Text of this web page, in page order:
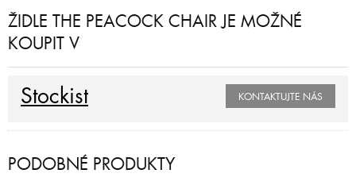
ŽIDLE THE PEACOCK CHAIR JE MOŽNÉ
KOUPIT V
Stockist KONTAKTUJTE NÁS
PODOBNÉ PRODUKTY